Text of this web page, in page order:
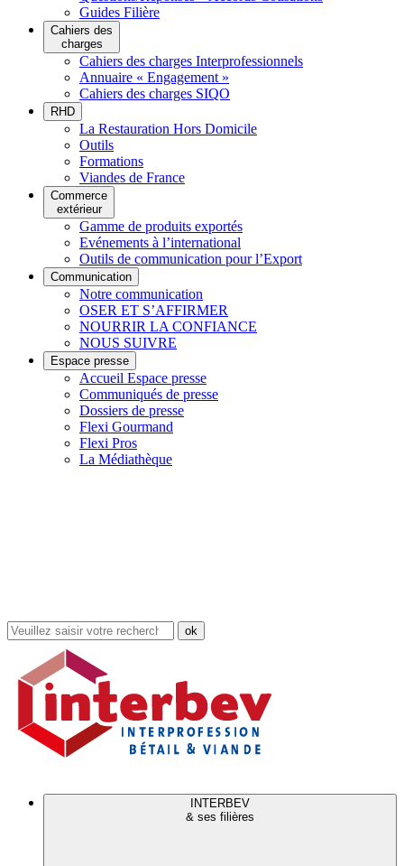
Guides Filière
Cahiers des
charges
Cahiers des charges Interprofessionnels
Annuaire « Engagement »
Cahiers des charges SIQO
RHD
La Restauration Hors Domicile
Outils
Formations
Viandes de France
Commerce
extérieur
Gamme de produits exportés
Evénements à l’international
Outils de communication pour l’Export
Communication
Notre communication
OSER ET S’AFFIRMER
NOURRIR LA CONFIANCE
NOUS SUIVRE
Espace presse
Accueil Espace presse
Communiqués de presse
Dossiers de presse
Flexi Gourmand
Flexi Pros
La Médiathèque
Rechercher
dans
site
INTERBEV
& ses filières